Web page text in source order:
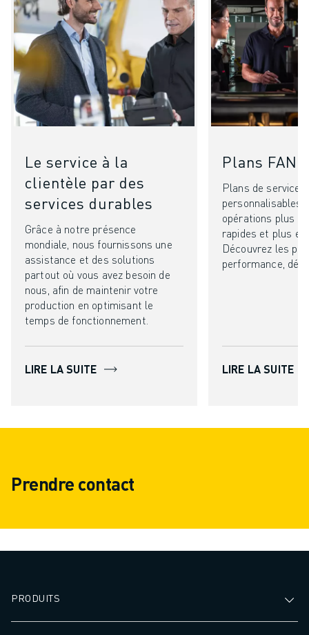
Le service à la
clientèle par des
services durables
Grâce à notre présence
mondiale, nous fournissons une
assistance et des solutions
partout où vous avez besoin de
nous, afin de maintenir votre
production en optimisant le
temps de fonctionnement.
LIRE LA SUITE
Plans
Plans de service
personnalisables
opérations plus
rapides et plus
Découvrez les
performance,
LIRE LA SUITE
Prendre contact
PRODUITS